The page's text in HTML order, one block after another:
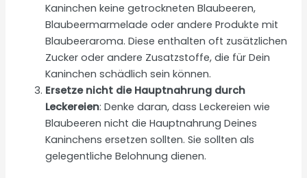
Kaninchen keine getrockneten Blaubeeren,
Blaubeermarmelade oder andere Produkte mit
Blaubeeraroma. Diese enthalten oft zusätzlichen
Zucker oder andere Zusatzstoffe, die für Dein
Kaninchen schädlich sein können.
Ersetze nicht die Hauptnahrung durch
Leckereien: Denke daran, dass Leckereien wie
Blaubeeren nicht die Hauptnahrung Deines
Kaninchens ersetzen sollten. Sie sollten als
gelegentliche Belohnung dienen.